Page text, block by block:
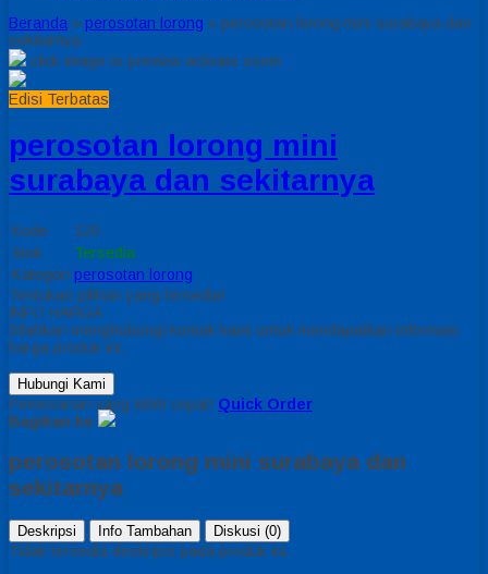
Beranda » perosotan lorong » perosotan lorong mini surabaya dan
sekitarnya
click image to preview activate zoom
Edisi Terbatas
perosotan lorong mini
surabaya dan sekitarnya
Kode
120
Stok
Tersedia
Kategori perosotan lorong
Tentukan pilihan yang tersedia!
INFO HARGA
Silahkan menghubungi kontak kami untuk mendapatkan informasi
harga produk ini.
Hubungi Kami
Pemesanan yang lebih cepat! Quick Order
Bagikan ke
perosotan lorong mini surabaya dan
sekitarnya
Deskripsi Info Tambahan Diskusi (0)
Tidak tersedia deskripsi pada produk ini.